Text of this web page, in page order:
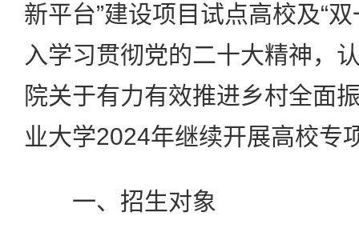
新平台”建设项目试点高校及“
入学习贯彻党的二十大精神，
院关于有力有效推进乡村全面
业大学2024年继续开展高校专
一、招生对象